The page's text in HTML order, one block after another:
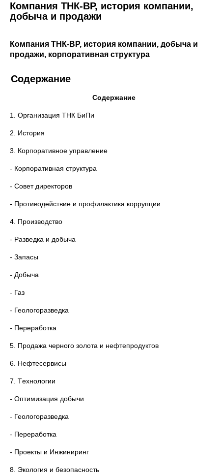
Компания ТНК-ВР, история компании,
добыча и продажи
Компания ТНК-ВР, история компании, добыча и
продажи, корпоративная структура
Содержание
Содержание
1. Организация ТНК БиПи
2. История
3. Корпоративное управление
- Корпоративная структура
- Совет директоров
- Противодействие и профилактика коррупции
4. Производство
- Разведка и добыча
- Запасы
- Добыча
- Газ
- Геологоразведка
- Переработка
5. Продажа черного золота и нефтепродуктов
6. Нефтесервисы
7. Tехнологии
- Оптимизация добычи
- Геологоразведка
- Переработка
- Проекты и Инжиниринг
8. Экология и безопасность